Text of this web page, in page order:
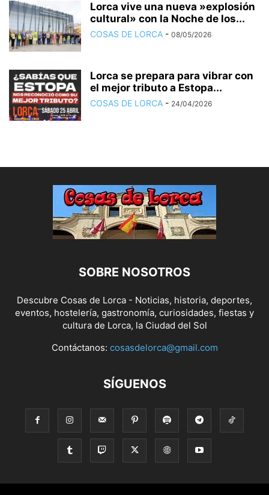
Lorca vive una nueva »explosión
cultural» con la Noche de los...
COSAS DE LORCA - 08/05/2026
Lorca se prepara para vibrar con
el mejor tributo a Estopa...
COSAS DE LORCA - 24/04/2026
SOBRE NOSOTROS
Descubre Cosas de Lorca - Noticias, historia, deportes,
eventos, hostelería, gastronomía, curiosidades, fiestas y
cultura de Lorca, la Ciudad del Sol
Contáctanos: cosasdelorca@gmail.com
SÍGUENOS